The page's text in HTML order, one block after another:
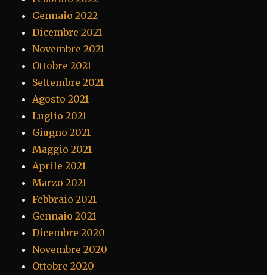
Gennaio 2022
Dicembre 2021
Novembre 2021
Ottobre 2021
Settembre 2021
Agosto 2021
Luglio 2021
Giugno 2021
Maggio 2021
Aprile 2021
Marzo 2021
Febbraio 2021
Gennaio 2021
Dicembre 2020
Novembre 2020
Ottobre 2020